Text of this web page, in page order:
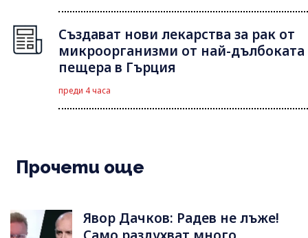
Създават нови лекарства за рак от
микроорганизми от най-дълбоката
пещера в Гърция
преди 4 часа
Прочети още
Явор Дачков: Радев не лъже!